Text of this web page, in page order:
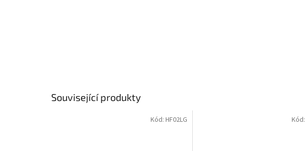
Související produkty
Kód: HF02LG Kód: